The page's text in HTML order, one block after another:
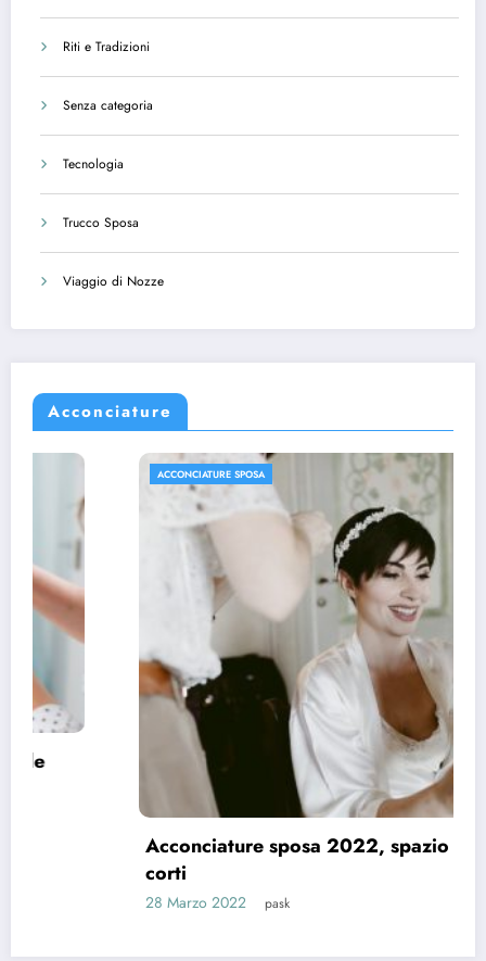
Riti e Tradizioni
Senza categoria
Tecnologia
Trucco Sposa
Viaggio di Nozze
Acconciature
ACCONCIATURE SPOSA
Acconciature sposa 2022, spazio ai capelli
pask